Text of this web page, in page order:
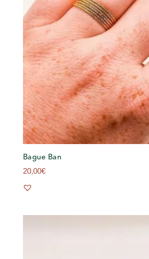
Bague Ban
20,00€